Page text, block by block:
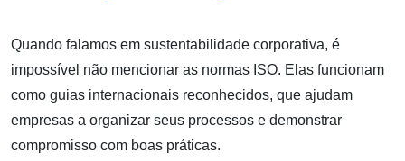
Quando falamos em sustentabilidade corporativa, é
impossível não mencionar as normas ISO. Elas funcionam
como guias internacionais reconhecidos, que ajudam
empresas a organizar seus processos e demonstrar
compromisso com boas práticas.